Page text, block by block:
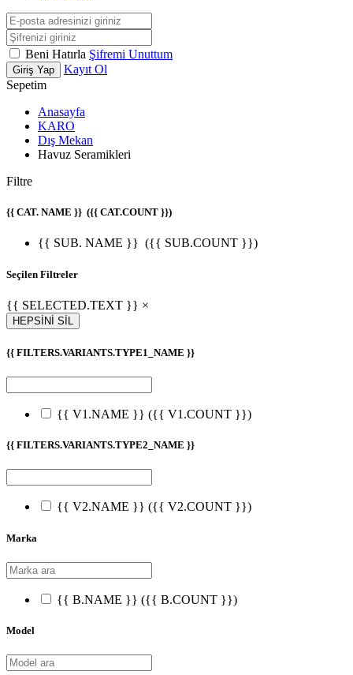
Beni Hatırla Şifremi Unuttum
Giriş Yap
Kayıt Ol
Sepetim
Anasayfa
KARO
Dış Mekan
Havuz Seramikleri
Filtre
{{ CAT. NAME }} ({{ CAT.COUNT }})
{{ SUB. NAME }} ({{ SUB.COUNT }})
Seçilen Filtreler
{{ SELECTED.TEXT }} ×
HEPSİNİ SİL
{{ FILTERS.VARIANTS.TYPE1_NAME }}
{{ V1.NAME }} ({{ V1.COUNT }})
{{ FILTERS.VARIANTS.TYPE2_NAME }}
{{ V2.NAME }} ({{ V2.COUNT }})
Marka
{{ B.NAME }} ({{ B.COUNT }})
Model